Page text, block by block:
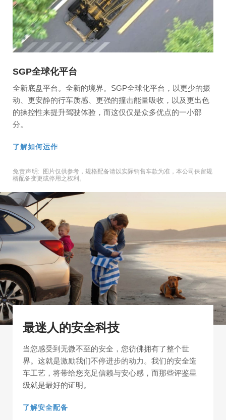
SGP全球化平台
全新底盘平台。全新的境界。SGP全球化平台，以更少的振
动、更安静的行车质感、更强的撞击能量吸收，以及更出色
的操控性来提升驾驶体验，而这仅仅是众多优点的一小部
分。
了解如何运作
免责声明:
图片仅供参考，规格配备请以实际销售车款为准，本公司保留规
格配备变更或停用之权利。
最迷人的安全科技
当您感受到无微不至的安全，您彷佛拥有了整个世
界。这就是激励我们不停进步的动力。我们的安全造
车工艺，将带给您充足信赖与安心感，而那些评鉴星
级就是最好的证明。
了解安全配备